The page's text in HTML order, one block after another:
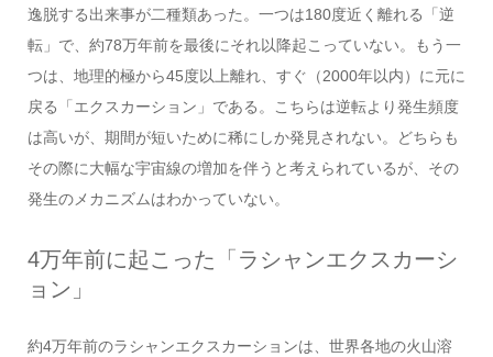
逸脱する出来事が二種類あった。一つは180度近く離れる「逆
転」で、約78万年前を最後にそれ以降起こっていない。もう一
つは、地理的極から45度以上離れ、すぐ（2000年以内）に元に
戻る「エクスカーション」である。こちらは逆転より発生頻度
は高いが、期間が短いために稀にしか発見されない。どちらも
その際に大幅な宇宙線の増加を伴うと考えられているが、その
発生のメカニズムはわかっていない。
4万年前に起こった「ラシャンエクスカーシ
ョン」
約4万年前のラシャンエクスカーションは、世界各地の火山溶